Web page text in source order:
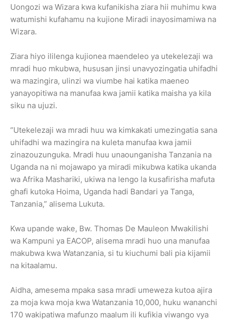
Uongozi wa Wizara kwa kufanikisha ziara hii muhimu kwa
watumishi kufahamu na kujione Miradi inayosimamiwa na
Wizara.
Ziara hiyo ililenga kujionea maendeleo ya utekelezaji wa
mradi huo mkubwa, hususan jinsi unavyozingatia uhifadhi
wa mazingira, ulinzi wa viumbe hai katika maeneo
yanayopitiwa na manufaa kwa jamii katika maisha ya kila
siku na ujuzi.
“Utekelezaji wa mradi huu wa kimkakati umezingatia sana
uhifadhi wa mazingira na kuleta manufaa kwa jamii
zinazouzunguka. Mradi huu unaounganisha Tanzania na
Uganda na ni mojawapo ya miradi mikubwa katika ukanda
wa Afrika Mashariki, ukiwa na lengo la kusafirisha mafuta
ghafi kutoka Hoima, Uganda hadi Bandari ya Tanga,
Tanzania,” alisema Lukuta.
Kwa upande wake, Bw. Thomas De Mauleon Mwakilishi
wa Kampuni ya EACOP, alisema mradi huo una manufaa
makubwa kwa Watanzania, si tu kiuchumi bali pia kijamii
na kitaalamu.
Aidha, amesema mpaka sasa mradi umeweza kutoa ajira
za moja kwa moja kwa Watanzania 10,000, huku wananchi
170 wakipatiwa mafunzo maalum ili kufikia viwango vya